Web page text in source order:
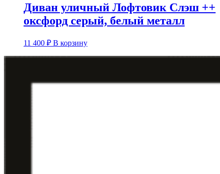
Диван уличный Лофтовик Слэш ++
оксфорд серый, белый металл
11 400 ₽ В корзину